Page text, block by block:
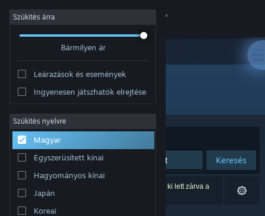
Bejelentkezés
Névjegy
Támogatás
Nyelvváltás
A Steam mobilalkalmazás beszerzése
Szűkítés árra
Bármilyen ár
Leárazások és események
Ingyenesen játszhatók elrejtése
Szűkítés nyelvre
Magyar
Egyszerűsített kínai
Hagyományos kínai
Japán
Koreai
Fejlesztő: Bounder Games
Rendezés Relevancia
Keresés
0 eredmény felel meg a keresésednek. 1 termék ki lett zárva a
beállításaid alapján.